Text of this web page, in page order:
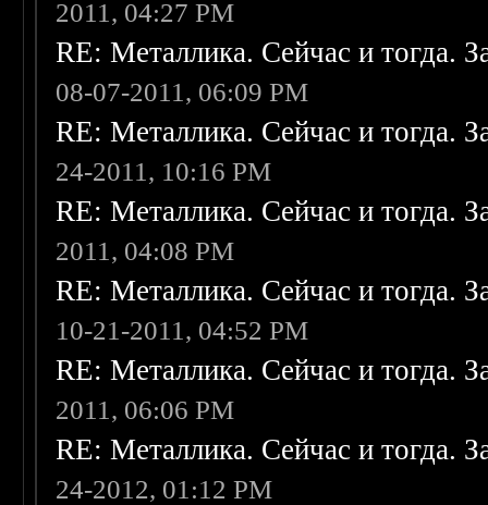
2011, 04:27 PM
RE: Металлика. Сейчас и тогда.
08-07-2011, 06:09 PM
RE: Металлика. Сейчас и тогда.
24-2011, 10:16 PM
RE: Металлика. Сейчас и тогда.
2011, 04:08 PM
RE: Металлика. Сейчас и тогда.
10-21-2011, 04:52 PM
RE: Металлика. Сейчас и тогда.
2011, 06:06 PM
RE: Металлика. Сейчас и тогда.
24-2012, 01:12 PM